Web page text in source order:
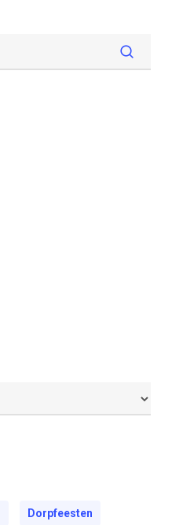
Dorpfeesten